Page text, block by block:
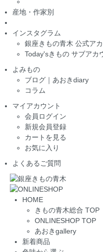
産地・作家別
インスタグラム
銀座きもの青木 公式ア
Today'sきもの サブアカ
よみもの
ブログ｜あおきdiary
コラム
マイアカウント
会員ログイン
新規会員登録
カートを見る
お気に入り
よくあるご質問
HOME
きもの青木総合 TOP
ONLINESHOP TOP
あおきgallery
新着商品